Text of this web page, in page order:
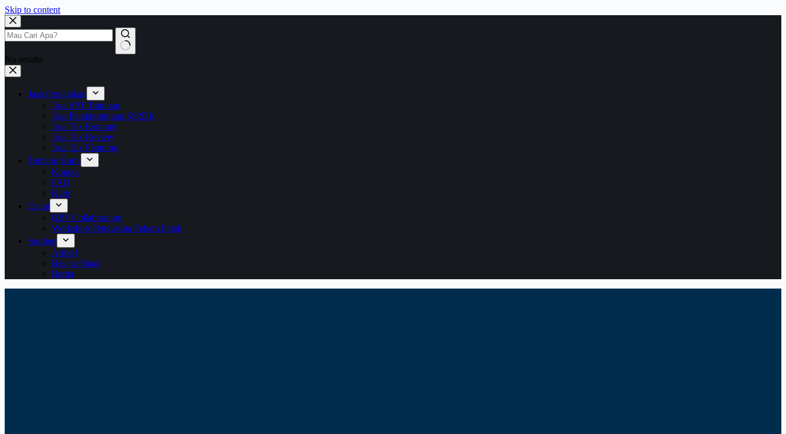
Skip to content
No results
Jasa Perpajakan
Jasa SPT Tahunan
Jasa Pendampingan SP2DK
Jasa Tax Retainer
Jasa Tax Review
Jasa Tax Planning
Tentang Kami
Kontak
FAQ
Karir
Event
BBF Collaboration
Workshop Pengusaha Paham Pajak
Sumber
Artikel
Belajar Pajak
Berita